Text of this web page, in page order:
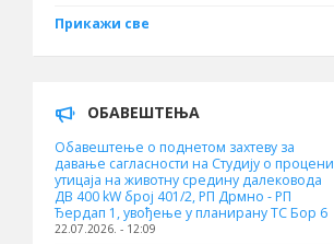
Прикажи све
ОБАВЕШТЕЊА
Обавештење о поднетом захтеву за
давање сагласности на Студију о процени
утицаја на животну средину далековода
ДВ 400 kW број 401/2, РП Дрмно - РП
Ђердап 1, увођење у планирану ТС Бор 6
22.07.2026. - 12:09